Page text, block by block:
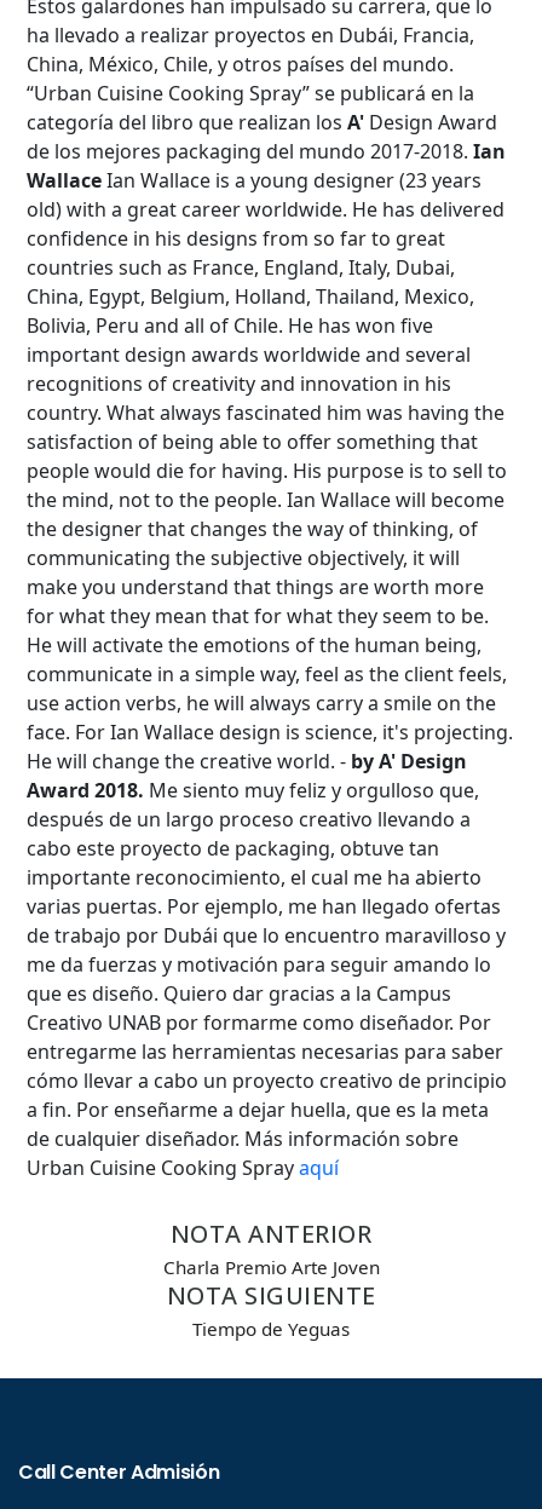
Estos galardones han impulsado su carrera, que lo
ha llevado a realizar proyectos en Dubái, Francia,
China, México, Chile, y otros países del mundo.
“Urban Cuisine Cooking Spray” se publicará en la
categoría del libro que realizan losA' Design Award
de los mejores packaging del mundo 2017-2018.Ian
WallaceIan Wallace is a young designer (23 years
old) with a great career worldwide. He has delivered
confidence in his designs from so far to great
countries such as France, England, Italy, Dubai,
China, Egypt, Belgium, Holland, Thailand, Mexico,
Bolivia, Peru and all of Chile. He has won five
important design awards worldwide and several
recognitions of creativity and innovation in his
country. What always fascinated him was having the
satisfaction of being able to offer something that
people would die for having. His purpose is to sell to
the mind, not to the people. Ian Wallace will become
the designer that changes the way of thinking, of
communicating the subjective objectively, it will
make you understand that things are worth more
for what they mean that for what they seem to be.
He will activate the emotions of the human being,
communicate in a simple way, feel as the client feels,
use action verbs, he will always carry a smile on the
face. For Ian Wallace design is science, it's projecting.
He will change the creative world. - by A' Design
Award 2018. Me siento muy feliz y orgulloso que,
después de un largo proceso creativo llevando a
cabo este proyecto de packaging, obtuve tan
importante reconocimiento, el cual me ha abierto
varias puertas. Por ejemplo, me han llegado ofertas
de trabajo por Dubái que lo encuentro maravilloso y
me da fuerzas y motivación para seguir amando lo
que es diseño. Quiero dar gracias a la Campus
Creativo UNAB por formarme como diseñador. Por
entregarme las herramientas necesarias para saber
cómo llevar a cabo un proyecto creativo de principio
a fin. Por enseñarme a dejar huella, que es la meta
de cualquier diseñador. Más información sobre
Urban Cuisine Cooking Sprayaquí
NOTA ANTERIOR
Charla Premio Arte Joven
NOTA SIGUIENTE
Tiempo de Yeguas
Búsqueda Avanzada
Carrera
Palabra clave
Desde...
Hasta...